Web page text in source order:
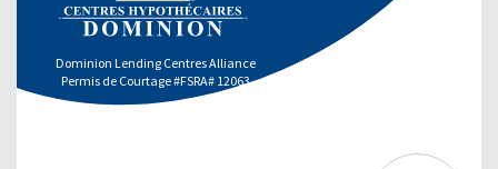
Dominion Lending Centres Alliance
Permis de Courtage #FSRA# 12063